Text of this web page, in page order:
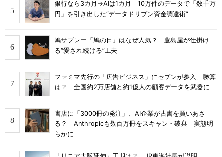
銀行なら3カ月→AIは1カ月 10万件のデータで「数千万
円」を引き出した“データドリブン資金調達術”
鳩サブレー「鳩の日」はなぜ人気？ 豊島屋が仕掛け
る“愛され続ける”工夫
ファミマ先行の「広告ビジネス」にセブンが参入、勝算
は？ 全国約2万店舗と約1億人の顧客データを武器に
書店に「3000冊の発注」、AI企業が古書を買いあさ
る？ Anthropicも数百万冊をスキャン・破棄 実態明
らかに